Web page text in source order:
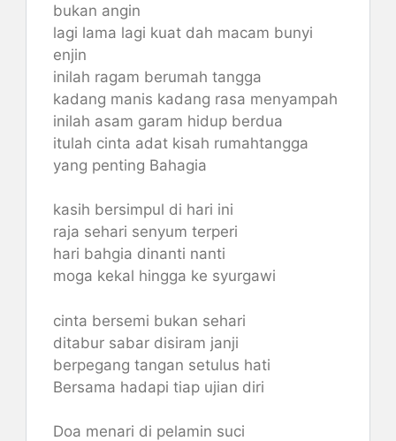
bukan angin
lagi lama lagi kuat dah macam bunyi
enjin
inilah ragam berumah tangga
kadang manis kadang rasa menyampah
inilah asam garam hidup berdua
itulah cinta adat kisah rumahtangga
yang penting Bahagia
kasih bersimpul di hari ini
raja sehari senyum terperi
hari bahgia dinanti nanti
moga kekal hingga ke syurgawi
cinta bersemi bukan sehari
ditabur sabar disiram janji
berpegang tangan setulus hati
Bersama hadapi tiap ujian diri
Doa menari di pelamin suci